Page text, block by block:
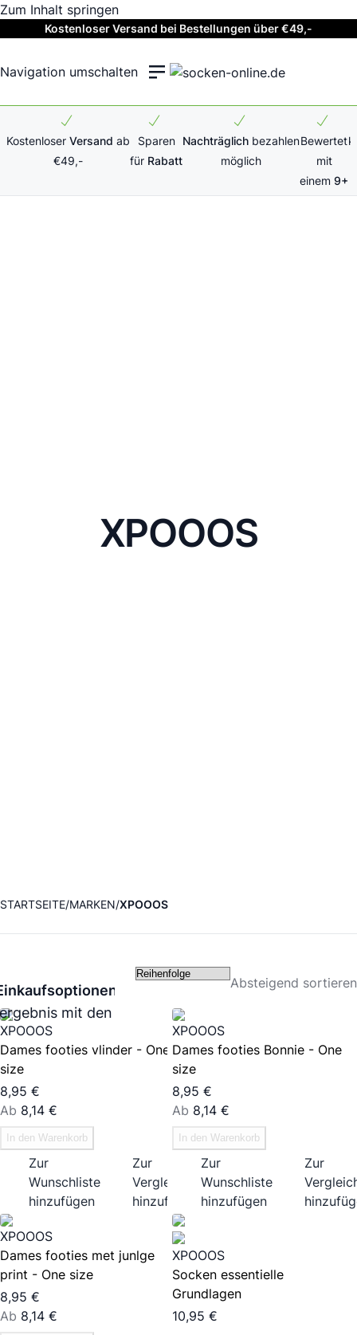
Zum Inhalt springen
Kostenloser Versand bei Bestellungen über €49,-
Navigation umschalten
Kostenloser Versand ab
€49,-
Sparen
für Rabatt
Nachträglich bezahlen
möglich
Bewertet
mit
einem 9+
XPOOOS
STARTSEITE MARKEN XPOOOS
mit den folgenden Filtern.
Absteigend sortieren
XPOOOS
Dames footies vlinder - One
size
8,95 €
Ab 8,14 €
In den Warenkorb
Zur
Wunschliste
hinzufügen
Zur
Vergleichsliste
hinzufügen
XPOOOS
Dames footies Bonnie - One
size
8,95 €
Ab 8,14 €
In den Warenkorb
Zur
Wunschliste
hinzufügen
Zur
XPOOOS
Dames footies met junlge
print - One size
8,95 €
Ab 8,14 €
XPOOOS
Socken essentielle
Grundlagen
10,95 €